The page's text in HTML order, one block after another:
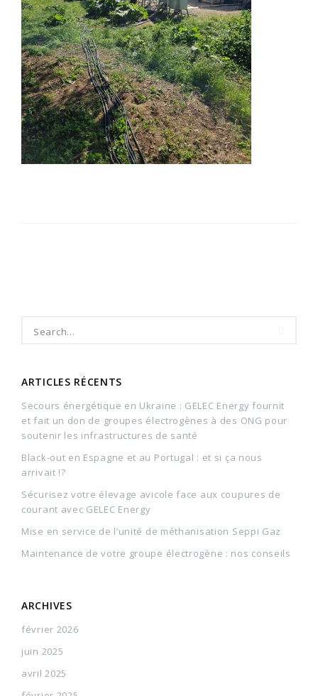
ARTICLES RÉCENTS
Secours énergétique en Ukraine : GELEC Energy fournit
et fait un don de groupes électrogènes à des ONG pour
soutenir les infrastructures de santé
Black-out en Espagne et au Portugal : et si ça nous
arrivait !?
Sécurisez votre élevage avicole face aux coupures de
courant avec GELEC Energy
Mise en service de l’unité de méthanisation Seppi Gaz
Maintenance de votre groupe électrogène : nos conseils
ARCHIVES
février 2026
juin 2025
avril 2025